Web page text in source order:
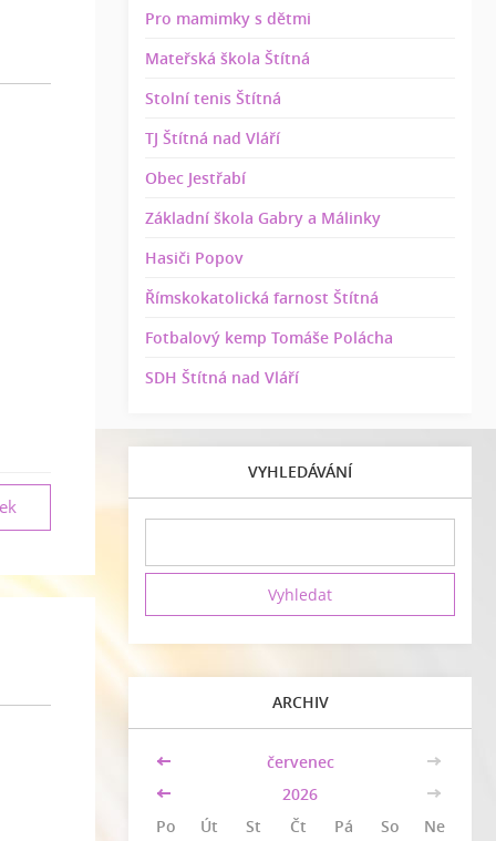
Pro mamimky s dětmi
Mateřská škola Štítná
Stolní tenis Štítná
TJ Štítná nad Vláří
Obec Jestřabí
Základní škola Gabry a Málinky
Hasiči Popov
Římskokatolická farnost Štítná
Fotbalový kemp Tomáše Polácha
SDH Štítná nad Vláří
VYHLEDÁVÁNÍ
ARCHIV
<< červenec
>>
<<
2026
>>
Po
Út St Čt Pá So
Ne